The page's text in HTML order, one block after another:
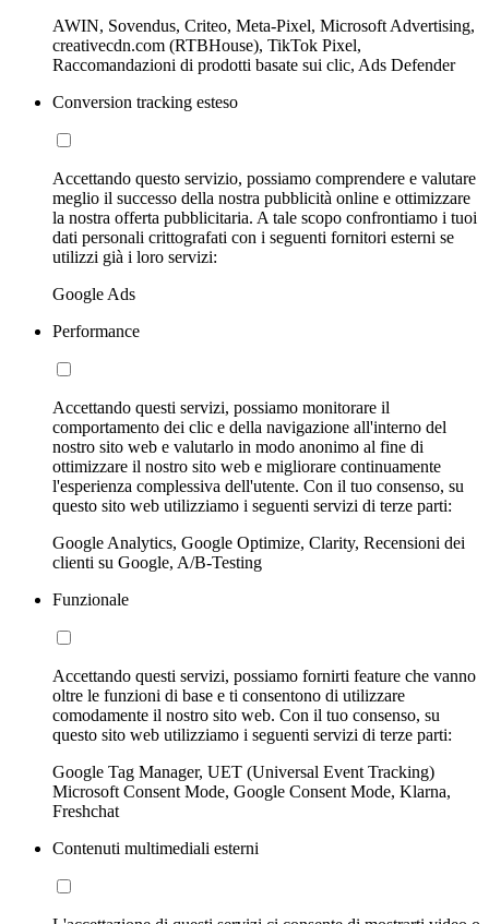
AWIN, Sovendus, Criteo, Meta-Pixel, Microsoft Advertising,
creativecdn.com (RTBHouse), TikTok Pixel,
Raccomandazioni di prodotti basate sui clic, Ads Defender
Conversion tracking esteso
Accettando questo servizio, possiamo comprendere e valutare
meglio il successo della nostra pubblicità online e ottimizzare
la nostra offerta pubblicitaria. A tale scopo confrontiamo i tuoi
dati personali crittografati con i seguenti fornitori esterni se
utilizzi già i loro servizi:
Google Ads
Performance
Accettando questi servizi, possiamo monitorare il
comportamento dei clic e della navigazione all'interno del
nostro sito web e valutarlo in modo anonimo al fine di
ottimizzare il nostro sito web e migliorare continuamente
l'esperienza complessiva dell'utente. Con il tuo consenso, su
questo sito web utilizziamo i seguenti servizi di terze parti:
Google Analytics, Google Optimize, Clarity, Recensioni dei
clienti su Google, A/B-Testing
Funzionale
Accettando questi servizi, possiamo fornirti feature che vanno
oltre le funzioni di base e ti consentono di utilizzare
comodamente il nostro sito web. Con il tuo consenso, su
questo sito web utilizziamo i seguenti servizi di terze parti:
Google Tag Manager, UET (Universal Event Tracking)
Microsoft Consent Mode, Google Consent Mode, Klarna,
Freshchat
Contenuti multimediali esterni